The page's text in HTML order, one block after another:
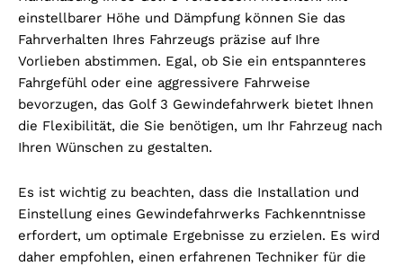
einstellbarer Höhe und Dämpfung können Sie das
Fahrverhalten Ihres Fahrzeugs präzise auf Ihre
Vorlieben abstimmen. Egal, ob Sie ein entspannteres
Fahrgefühl oder eine aggressivere Fahrweise
bevorzugen, das Golf 3 Gewindefahrwerk bietet Ihnen
die Flexibilität, die Sie benötigen, um Ihr Fahrzeug nach
Ihren Wünschen zu gestalten.
Es ist wichtig zu beachten, dass die Installation und
Einstellung eines Gewindefahrwerks Fachkenntnisse
erfordert, um optimale Ergebnisse zu erzielen. Es wird
daher empfohlen, einen erfahrenen Techniker für die